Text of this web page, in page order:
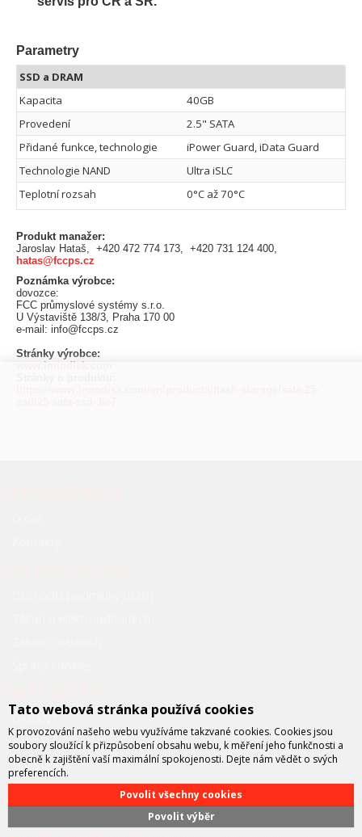
Parametry
SSD a DRAM
Kapacita
40GB
Provedení
2.5" SATA
Přidané funkce, technologie
iPower Guard, iData Guard
Technologie NAND
Ultra iSLC
Teplotní rozsah
0°C až 70°C
Produkt manažer:
Jaroslav Hataš, +420 472 774 173, +420 731 124 400,
hatas@fccps.cz
Poznámka výrobce:
dovozce:
FCC průmyslové systémy s.r.o.
U Výstaviště 138/3, Praha 170 00
e-mail: info@fccps.cz
Stránky výrobce:
www.innodisk.com
GARANT
INSTALL
ON-SITE
NBD (Next business day)
Tato webová stránka používá cookies
K provozování našeho webu využíváme takzvané cookies. Cookies jsou
soubory sloužící k přizpůsobení obsahu webu, k měření jeho funkčnosti a
obecně k zajištění vaší maximální spokojenosti. Dejte nám vědět o svých
preferencích.
Povolit výběr
Povolit všechny cookies